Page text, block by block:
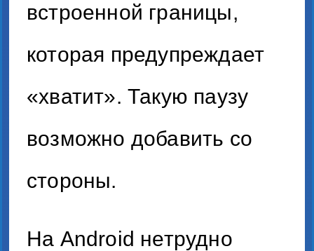
встроенной границы,
которая предупреждает
«хватит». Такую паузу
возможно добавить со
стороны.
На Android нетрудно